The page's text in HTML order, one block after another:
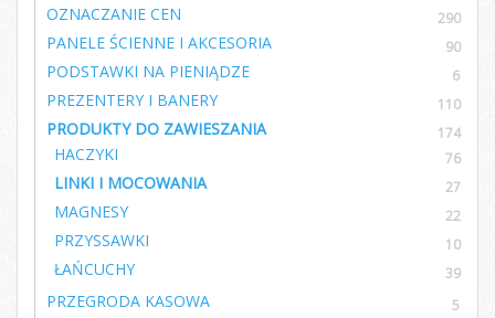
OZNACZANIE CEN 290
PANELE ŚCIENNE I AKCESORIA 90
PODSTAWKI NA PIENIĄDZE 6
PREZENTERY I BANERY 110
PRODUKTY DO ZAWIESZANIA 174
HACZYKI 76
LINKI I MOCOWANIA 27
MAGNESY 22
PRZYSSAWKI 10
ŁAŃCUCHY 39
PRZEGRODA KASOWA 5